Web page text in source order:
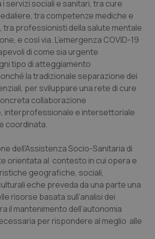
servizi sociali e sanitari, tra cure
tra competenze mediche e
tra professionisti della salute mentale
e così via. L’emergenza COVID-19
di come sia urgente
tipo di atteggiamento
la tradizionale separazione dei
per sviluppare una rete di cure
collaborazione
interprofessionale e intersettoriale
coordinata.
dell’Assistenza Socio-Sanitaria di
orientata al contesto in cui opera e
geografiche, sociali,
eche preveda da una parte una
risorse basata sull’analisi dei
il mantenimento dell’autonomia
per rispondere al meglio alle